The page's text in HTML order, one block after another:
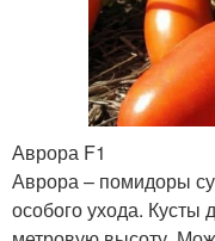
Аврора F1
Аврора – помидоры
особого ухода.